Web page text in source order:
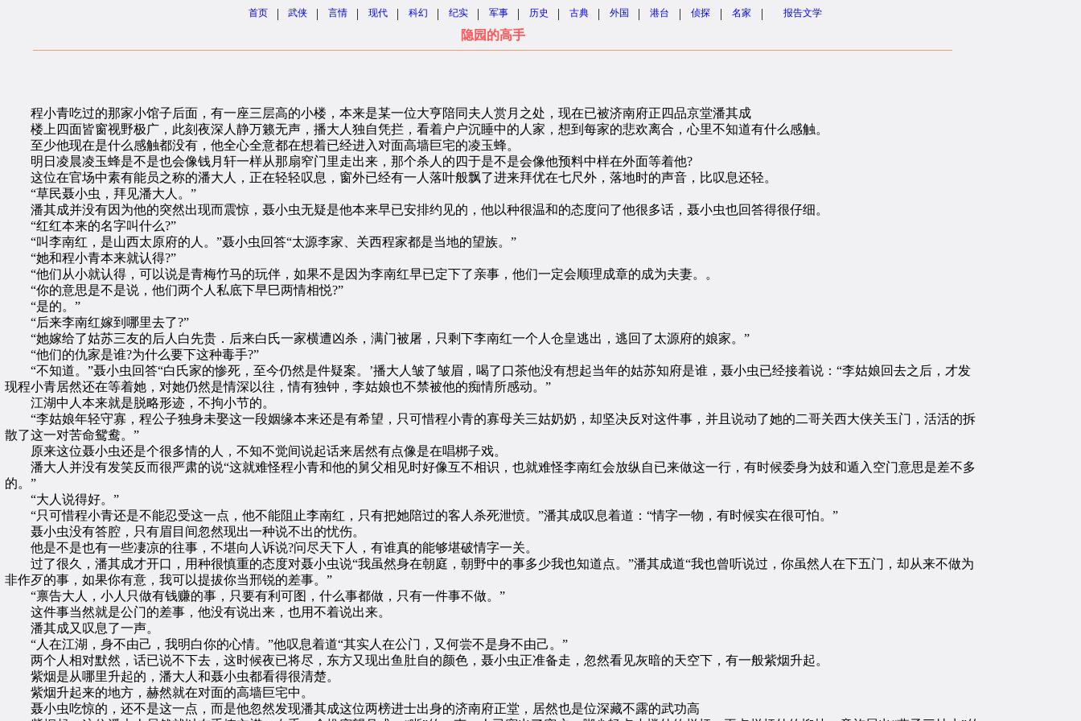
首页 | 武侠 | 言情 | 现代 | 科幻 | 纪实 | 军事 | 历史 | 古典 | 外国 | 港台 | 侦探 | 名家 | 报告文学
隐园的高手
程小青吃过的那家小馆子后面，有一座三层高的小楼，本来是某一位大亨陪同夫人赏月之处，现在已被济南府正四品京堂潘其成
楼上四面皆窗视野极广，此刻夜深人静万籁无声，播大人独自凭拦，看着户户沉睡中的人家，想到每家的悲欢离合，心里不知道有什么感触。
至少他现在是什么感触都没有，他全心全意都在想着已经进入对面高墙巨宅的凌玉蜂。
明日凌晨凌玉蜂是不是也会像钱月轩一样从那扇窄门里走出来，那个杀人的四于是不是会像他预料中样在外面等着他?
这位在官场中素有能员之称的潘大人，正在轻轻叹息，窗外已经有一人落叶般飘了进来拜优在七尺外，落地时的声音，比叹息还轻。
“草民聂小虫，拜见潘大人。”
潘其成并没有因为他的突然出现而震惊，聂小虫无疑是他本来早已安排约见的，他以种很温和的态度问了他很多话，聂小虫也回答得很仔细。
“红红本来的名字叫什么?”
“叫李南红，是山西太原府的人。”聂小虫回答“太源李家、关西程家都是当地的望族。”
“她和程小青本来就认得?”
“他们从小就认得，可以说是青梅竹马的玩伴，如果不是因为李南红早已定下了亲事，他们一定会顺理成章的成为夫妻。。
“你的意思是不是说，他们两个人私底下早巳两情相悦?”
“是的。”
“后来李南红嫁到哪里去了?”
“她嫁给了姑苏三友的后人白先贵．后来白氏一家横遭凶杀，满门被屠，只剩下李南红一个人仓皇逃出，逃回了太源府的娘家。”
“他们的仇家是谁?为什么要下这种毒手?”
“不知道。”聂小虫回答“白氏家的惨死，至今仍然是件疑案。’播大人皱了皱眉，喝了口茶他没有想起当年的姑苏知府是谁，聂小虫已经接着说：“李姑娘回去之后，才发
现程小青居然还在等着她，对她仍然是情深以往，情有独钟，李姑娘也不禁被他的痴情所感动。”
江湖中人本来就是脱略形迹，不拘小节的。
“李姑娘年轻守寡，程公子独身未娶这一段姻缘本来还是有希望，只可惜程小青的寡母关三姑奶奶，却坚决反对这件事，并且说动了她的二哥关西大侠关玉门，活活的拆
散了这一对苦命鸳鸯。”
原来这位聂小虫还是个很多情的人，不知不觉间说起话来居然有点像是在唱梆子戏。
潘大人并没有发笑反而很严肃的说“这就难怪程小青和他的舅父相见时好像互不相识，也就难怪李南红会放纵自已来做这一行，有时候委身为妓和遁入空门意思是差不多
的。”
“大人说得好。”
“只可惜程小青还是不能忍受这一点，他不能阻止李南红，只有把她陪过的客人杀死泄愤。”潘其成叹息着道：“情字一物，有时候实在很可怕。”
聂小虫没有答腔，只有眉目间忽然现出一种说不出的忧伤。
他是不是也有一些凄凉的往事，不堪向人诉说?问尽天下人，有谁真的能够堪破情字一关。
过了很久，潘其成才开口，用种很慎重的态度对聂小虫说“我虽然身在朝庭，朝野中的事多少我也知道点。”潘其成道“我也曾听说过，你虽然人在下五门，却从来不做为
非作歹的事，如果你有意，我可以提拔你当邢锐的差事。”
“禀告大人，小人只做有钱赚的事，只要有利可图，什么事都做，只有一件事不做。”
这件事当然就是公门的差事，他没有说出来，也用不着说出来。
潘其成又叹息了一声。
“人在江湖，身不由己，我明白你的心情。”他叹息着道“其实人在公门，又何尝不是身不由己。”
两个人相对默然，话已说不下去，这时候夜已将尽，东方又现出鱼肚自的颜色，聂小虫正准备走，忽然看见灰暗的天空下，有一般紫烟升起。
紫烟是从哪里升起的，潘大人和聂小虫都看得很清楚。
紫烟升起来的地方，赫然就在对面的高墙巨宅中。
聂小虫吃惊的，还不是这一点，而是他忽然发现潘其成这位两榜进士出身的济南府正堂，居然也是位深藏不露的武功高